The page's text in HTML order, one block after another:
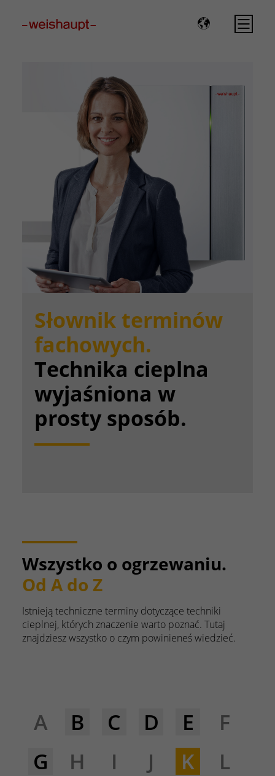
Słownik terminów
fachowych.
Technika cieplna
wyjaśniona w
prosty sposób.
Wszystko o ogrzewaniu.
Od A do Z
Istnieją techniczne terminy dotyczące techniki
cieplnej, których znaczenie warto poznać. Tutaj
znajdziesz wszystko o czym powinieneś wiedzieć.
A B C D E
F
G
H I J K
L